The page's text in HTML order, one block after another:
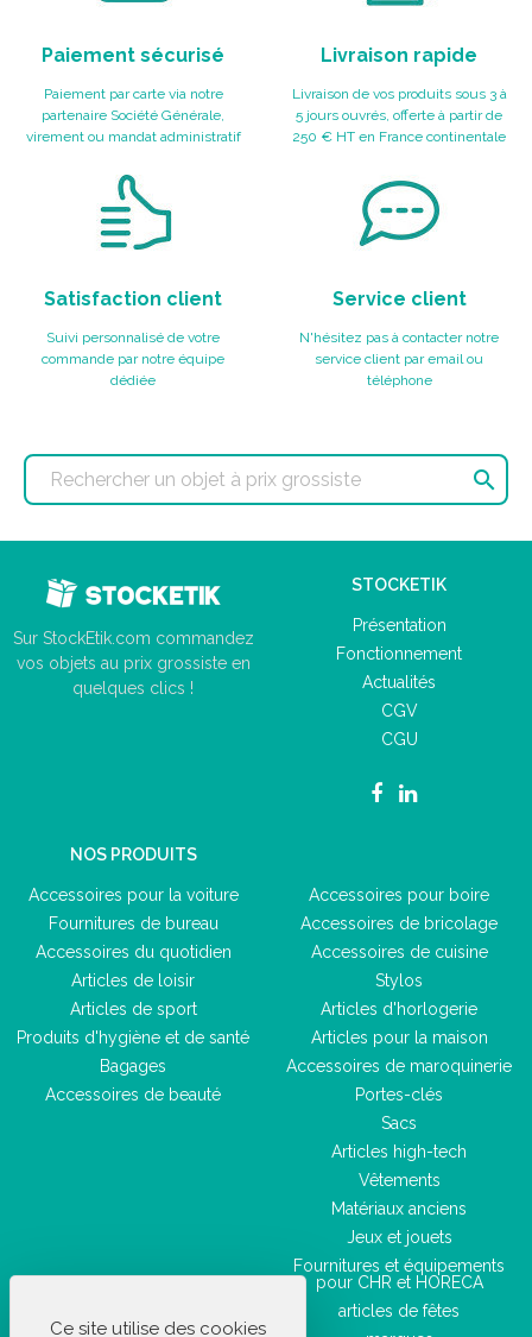
Paiement sécurisé
Paiement par carte via notre
partenaire Société Générale,
virement ou mandat administratif
Livraison rapide
Livraison de vos produits sous 3 à
5 jours ouvrés, offerte à partir de
250 € HT en France continentale
Satisfaction client
Suivi personnalisé de votre
commande par notre équipe
dédiée
Service client
N'hésitez pas à contacter notre
service client par email ou
téléphone

Sur StockEtik.com commandez
vos objets au prix grossiste en
quelques clics !
STOCKETIK
Présentation
Fonctionnement
Actualités
CGV
CGU
NOS PRODUITS
Accessoires pour la voiture
Fournitures de bureau
Accessoires du quotidien
Articles de loisir
Articles de sport
Produits d'hygiène et de santé
Bagages
Accessoires de beauté
Accessoires pour boire
Accessoires de bricolage
Accessoires de cuisine
Stylos
Articles d'horlogerie
Articles pour la maison
Accessoires de maroquinerie
Portes-clés
Sacs
Articles high-tech
Vêtements
Matériaux anciens
Jeux et jouets
Fournitures et équipements
pour CHR et HORECA
articles de fêtes
Ce site utilise des cookies